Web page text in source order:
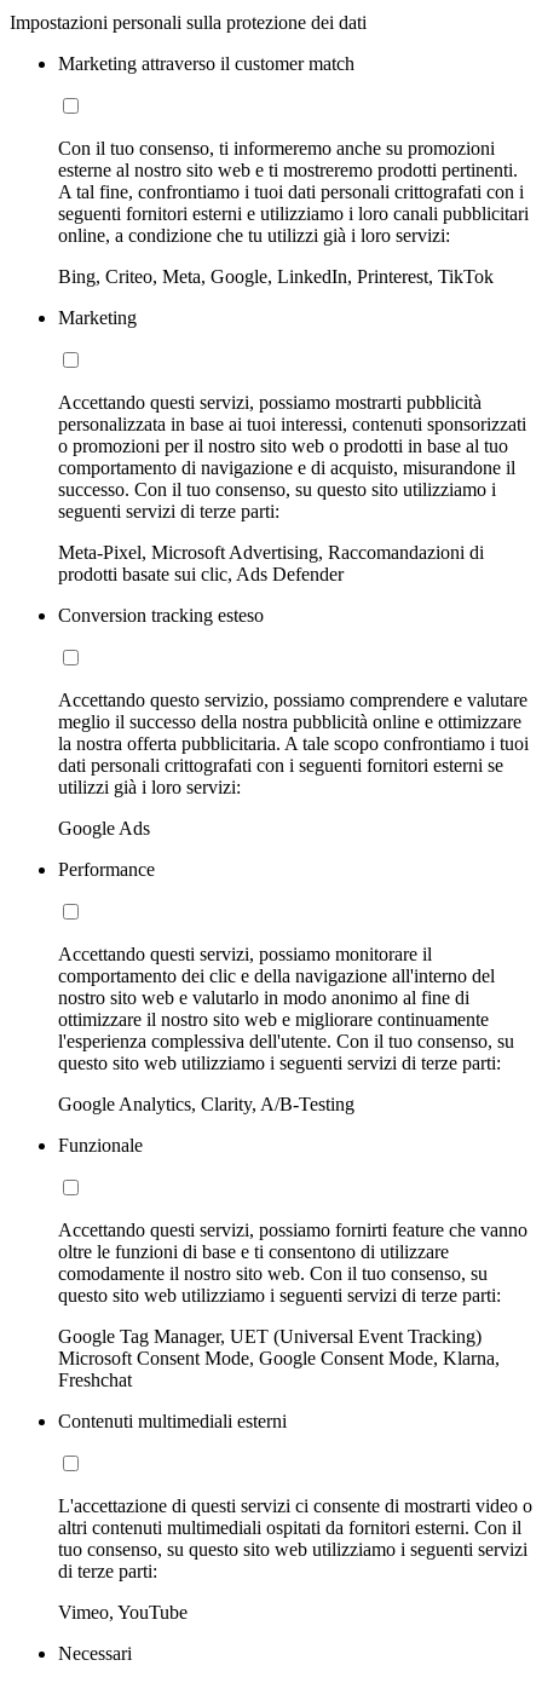
Impostazioni personali sulla protezione dei dati
Marketing attraverso il customer match
Con il tuo consenso, ti informeremo anche su promozioni
esterne al nostro sito web e ti mostreremo prodotti pertinenti.
A tal fine, confrontiamo i tuoi dati personali crittografati con i
seguenti fornitori esterni e utilizziamo i loro canali pubblicitari
online, a condizione che tu utilizzi già i loro servizi:
Bing, Criteo, Meta, Google, LinkedIn, Printerest, TikTok
Marketing
Accettando questi servizi, possiamo mostrarti pubblicità
personalizzata in base ai tuoi interessi, contenuti sponsorizzati
o promozioni per il nostro sito web o prodotti in base al tuo
comportamento di navigazione e di acquisto, misurandone il
successo. Con il tuo consenso, su questo sito utilizziamo i
seguenti servizi di terze parti:
Meta-Pixel, Microsoft Advertising, Raccomandazioni di
prodotti basate sui clic, Ads Defender
Conversion tracking esteso
Accettando questo servizio, possiamo comprendere e valutare
meglio il successo della nostra pubblicità online e ottimizzare
la nostra offerta pubblicitaria. A tale scopo confrontiamo i tuoi
dati personali crittografati con i seguenti fornitori esterni se
utilizzi già i loro servizi:
Google Ads
Performance
Accettando questi servizi, possiamo monitorare il
comportamento dei clic e della navigazione all'interno del
nostro sito web e valutarlo in modo anonimo al fine di
ottimizzare il nostro sito web e migliorare continuamente
l'esperienza complessiva dell'utente. Con il tuo consenso, su
questo sito web utilizziamo i seguenti servizi di terze parti:
Google Analytics, Clarity, A/B-Testing
Funzionale
Accettando questi servizi, possiamo fornirti feature che vanno
oltre le funzioni di base e ti consentono di utilizzare
comodamente il nostro sito web. Con il tuo consenso, su
questo sito web utilizziamo i seguenti servizi di terze parti:
Google Tag Manager, UET (Universal Event Tracking)
Microsoft Consent Mode, Google Consent Mode, Klarna,
Freshchat
Contenuti multimediali esterni
L'accettazione di questi servizi ci consente di mostrarti video o
altri contenuti multimediali ospitati da fornitori esterni. Con il
tuo consenso, su questo sito web utilizziamo i seguenti servizi
di terze parti:
Vimeo, YouTube
Necessari